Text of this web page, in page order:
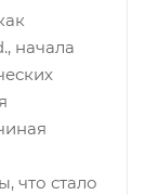
начала
что стало